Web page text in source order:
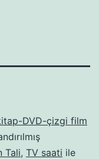
DVD-çizgi film
Tali, TV saati ile